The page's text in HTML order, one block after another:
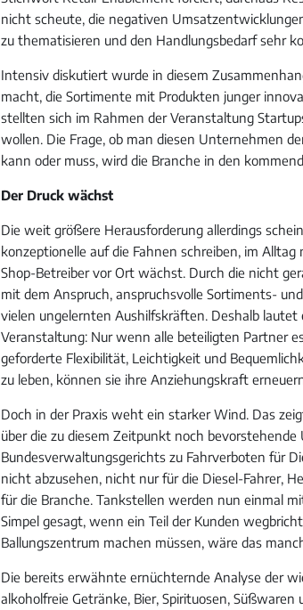
nicht scheute, die negativen
zu thematisieren und den Handlungsbedarf sehr
Intensiv diskutiert wurde in diesem
macht, die Sortimente mit Produkten junger
stellten sich im Rahmen der Veranstaltung
wollen. Die Frage, ob man diesen Unternehmen
kann oder muss, wird die Branche in den
Der Druck wächst
Die weit größere Herausforderung allerdings
konzeptionelle auf die Fahnen schreiben, im
Shop-Betreiber vor Ort wächst. Durch die nicht
mit dem Anspruch, anspruchsvolle Sortiments-
vielen ungelernten Aushilfskräften. Deshalb lautet
Veranstaltung: Nur wenn alle beteiligten Partner
geforderte Flexibilität, Leichtigkeit und
zu leben, können sie ihre Anziehungskraft
Doch in der Praxis weht ein starker Wind. Das
über die zu diesem Zeitpunkt noch bevorstehende
Bundesverwaltungsgerichts zu Fahrverboten für
nicht abzusehen, nicht nur für die Diesel-Fahrer,
für die Branche. Tankstellen werden nun einmal
Simpel gesagt, wenn ein Teil der Kunden
Ballungszentrum machen müssen, wäre das
Die bereits erwähnte ernüchternde Analyse der
alkoholfreie Getränke, Bier, Spirituosen, Süßwaren